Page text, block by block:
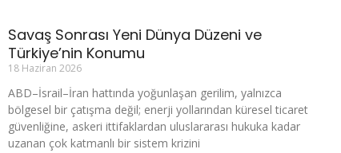
Savaş Sonrası Yeni Dünya Düzeni ve
Türkiye’nin Konumu
18 Haziran 2026
ABD–İsrail–İran hattında yoğunlaşan gerilim, yalnızca
bölgesel bir çatışma değil; enerji yollarından küresel ticaret
güvenliğine, askeri ittifaklardan uluslararası hukuka kadar
uzanan çok katmanlı bir sistem krizini